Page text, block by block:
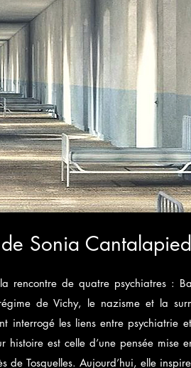
Sonia
rencontre de quatre psychiatres :
de Vichy, le nazisme et la
interrogé les liens entre psychiatrie
histoire est celle d’une pensée
de Tosquelles. Aujourd’hui, elle